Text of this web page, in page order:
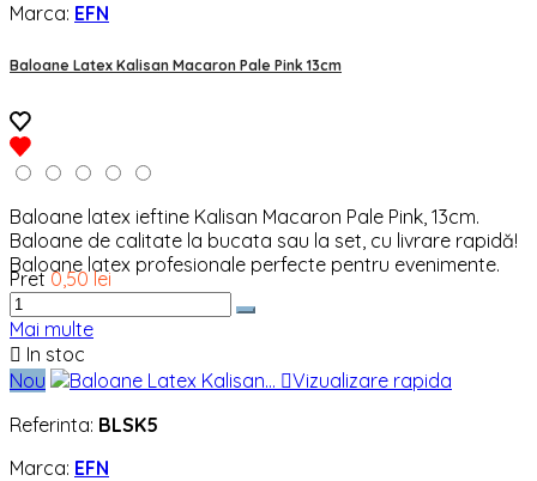
Marca: EFN
Baloane Latex Kalisan Macaron Pale Pink 13cm
Baloane latex ieftine Kalisan Macaron Pale Pink, 13cm.
Baloane de calitate la bucata sau la set, cu livrare rapidă!
Baloane latex profesionale perfecte pentru evenimente.
Pret 0,50 lei
Mai multe
 In stoc
Nou
Vizualizare rapida
Referinta: BLSK5
Marca: EFN